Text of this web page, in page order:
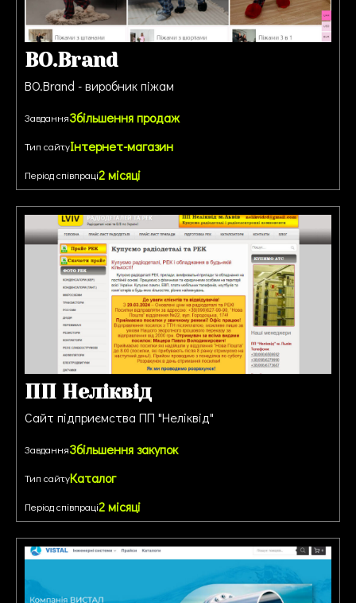
BO.Brand
BO.Brand - виробник піжам
ЗавданняЗбільшення продаж
Тип сайтуІнтернет-магазин
Період співпраці2 місяці
ПП Неліквід
Сайт підприємства ПП "Неліквід"
ЗавданняЗбільшення закупок
Тип сайтуКаталог
Період співпраці2 місяці